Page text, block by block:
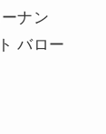
ナン
バロー